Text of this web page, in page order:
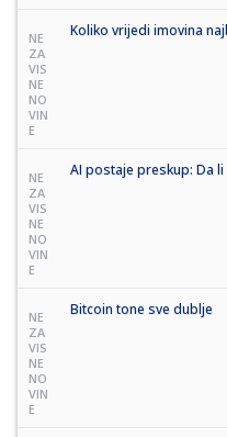
NE
ZA
VIS
NE
NO
VIN
E
Koliko vrijedi imovina
NE
ZA
VIS
NE
NO
VIN
E
AI postaje preskup: Da
NE
ZA
VIS
NE
NO
VIN
E
Bitcoin tone sve dublje